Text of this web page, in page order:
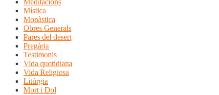
Meditacions
Mística
Monàstica
Obres Generals
Pares del desert
Pregària
Testimonis
Vida quotidiana
Vida Religiosa
Litúrgia
Mort i Dol